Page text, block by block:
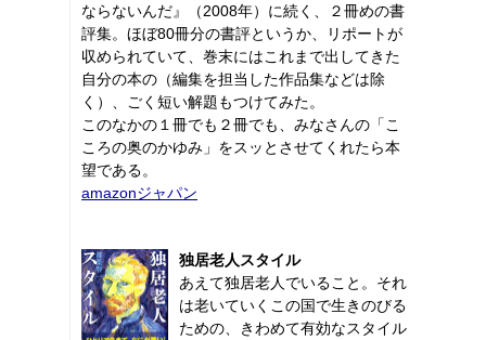
ならないんだ』（2008年）に続く、２冊めの書
評集。ほぼ80冊分の書評というか、リポートが
収められていて、巻末にはこれまで出してきた
自分の本の（編集を担当した作品集などは除
く）、ごく短い解題もつけてみた。
このなかの１冊でも２冊でも、みなさんの「こ
ころの奥のかゆみ」をスッとさせてくれたら本
望である。
amazonジャパン
独居老人スタイル
あえて独居老人でいること。それ
は老いていくこの国で生きのびる
ための、きわめて有効なスタイル